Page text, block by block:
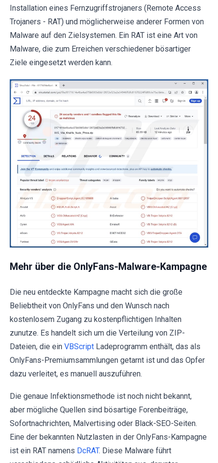
Installation eines Fernzugriffstrojaners (Remote Access
Trojaners - RAT) und möglicherweise anderer Formen von
Malware auf den Zielsystemen. Ein RAT ist eine Art von
Malware, die zum Erreichen verschiedener bösartiger
Ziele eingesetzt werden kann.
Mehr über die OnlyFans-Malware-Kampagne
Die neu entdeckte Kampagne macht sich die große
Beliebtheit von OnlyFans und den Wunsch nach
kostenlosem Zugang zu kostenpflichtigen Inhalten
zunutze. Es handelt sich um die Verteilung von ZIP-
Dateien, die ein VBScript Ladeprogramm enthält, das als
OnlyFans-Premiumsammlungen getarnt ist und das Opfer
dazu verleitet, es manuell auszuführen.
Die genaue Infektionsmethode ist noch nicht bekannt,
aber mögliche Quellen sind bösartige Forenbeiträge,
Sofortnachrichten, Malvertising oder Black-SEO-Seiten.
Eine der bekannten Nutzlasten in der OnlyFans-Kampagne
ist ein RAT namens DcRAT. Diese Malware führt